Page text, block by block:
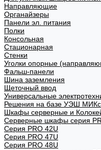
Направляющие
Органайзеры
Панели эл. питания
Полки
Консольная
Стационарная
Стенки
Уголки опорные
Фальш-панели
Шина заземления
Щеточный ввод
Универсальные
Решения на базе УЭШ
Шкафы серверные и
Серверные шкафы серия
Серия PRO 42U
Серия PRO 47U
Серия PRO 48U